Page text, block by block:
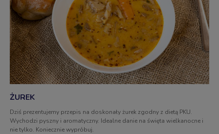
ŻUREK
Dziś prezentujemy przepis na doskonały żurek zgodny z dietą PKU.
Wychodzi pyszny i aromatyczny. Idealne danie na święta wielkanocne i
nie tylko. Koniecznie wypróbuj.